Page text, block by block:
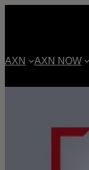
AXN AXN NOW